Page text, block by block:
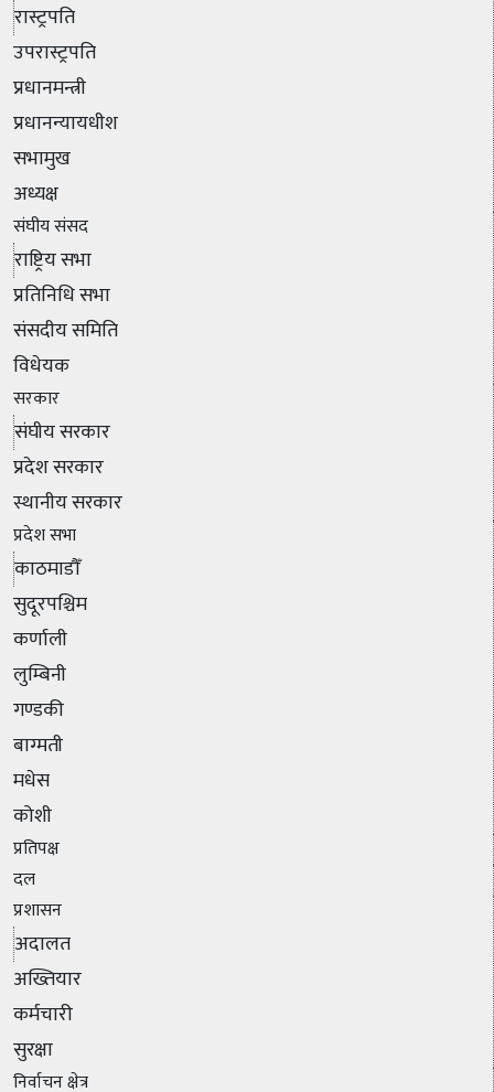
रास्ट्रपति
उपरास्ट्रपति
प्रधानमन्त्री
प्रधानन्यायधीश
सभामुख
अध्यक्ष
संघीय संसद
राष्ट्रिय सभा
प्रतिनिधि सभा
संसदीय समिति
विधेयक
सरकार
संघीय सरकार
प्रदेश सरकार
स्थानीय सरकार
प्रदेश सभा
काठमाडौँ
सुदूरपश्चिम
कर्णाली
लुम्बिनी
गण्डकी
बाग्मती
मधेस
कोशी
प्रतिपक्ष
दल
प्रशासन
अदालत
अख्तियार
कर्मचारी
सुरक्षा
निर्वाचन क्षेत्र